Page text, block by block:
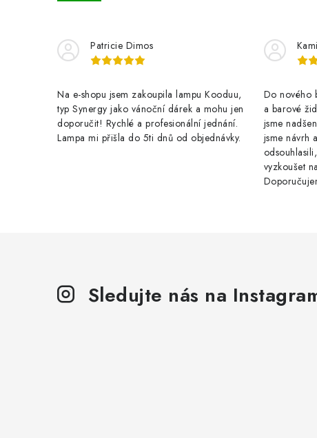
Patricie Dimos
Na e-shopu jsem zakoupila lampu Kooduu,
typ Synergy jako vánoční dárek a mohu jen
doporučit! Rychlé a profesionální jednání.
Lampa mi přišla do 5ti dnů od objednávky.
Do nového
a barové
jsme
jsme návrh
vyzkoušet
Sledujte nás na